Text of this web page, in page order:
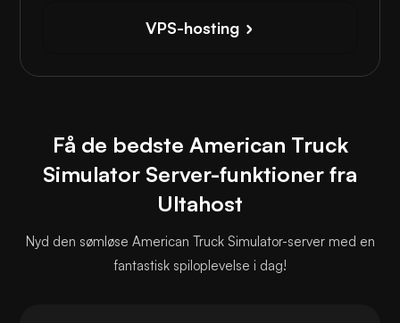
VPS-hosting
Få de bedste American Truck
Simulator Server-funktioner fra
Ultahost
Nyd den sømløse American Truck Simulator-server med en
fantastisk spiloplevelse i dag!